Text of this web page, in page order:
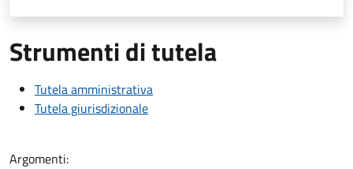
Strumenti di tutela
Tutela amministrativa
Tutela giurisdizionale
Argomenti: